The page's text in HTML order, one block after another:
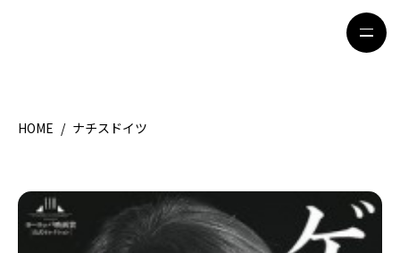
HOME
観光ガイド
留学＆キャリア
ライフスタイル
HOME / ナチスドイツ